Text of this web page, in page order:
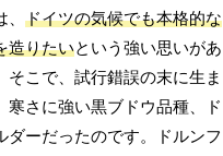
、ドイツの気候でも本格的な
造りたいという強い思いがあ
そこで、試行錯誤の末に生ま
寒さに強い黒ブドウ品種、ド
ダーだったのです。ドルンフ